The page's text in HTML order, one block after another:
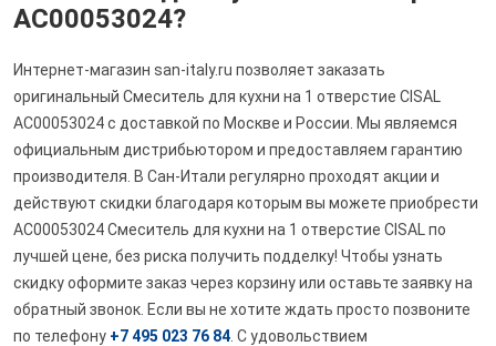
AC00053024?
Интернет-магазин san-italy.ru позволяет заказать
оригинальный Смеситель для кухни на 1 отверстие CISAL
AC00053024 с доставкой по Москве и России. Мы являемся
официальным дистрибьютором и предоставляем гарантию
производителя. В Сан-Итали регулярно проходят акции и
действуют скидки благодаря которым вы можете приобрести
AC00053024 Смеситель для кухни на 1 отверстие CISAL по
лучшей цене, без риска получить подделку! Чтобы узнать
скидку оформите заказ через корзину или оставьте заявку на
обратный звонок. Если вы не хотите ждать просто позвоните
по телефону +7 495 023 76 84 . С удовольствием